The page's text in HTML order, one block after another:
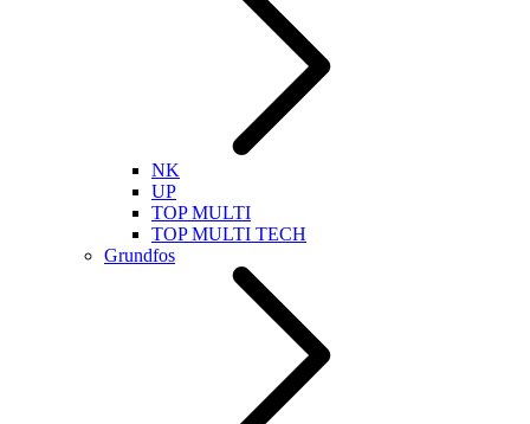
NK
UP
TOP MULTI
TOP MULTI TECH
Grundfos